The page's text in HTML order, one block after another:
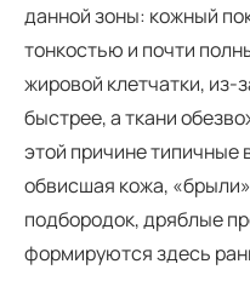
данной зоны: кожный
тонкостью и почти
жировой клетчатки, из-
быстрее, а ткани
этой причине типичные
обвисшая кожа,
подбородок, дряблые
формируются здесь